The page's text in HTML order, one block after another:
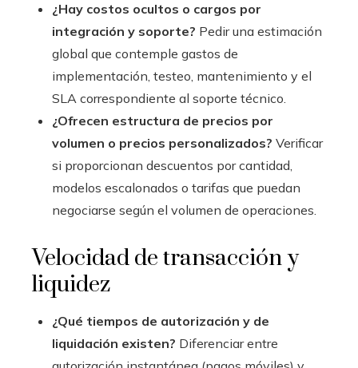
¿Hay costos ocultos o cargos por
integración y soporte? Pedir una estimación
global que contemple gastos de
implementación, testeo, mantenimiento y el
SLA correspondiente al soporte técnico.
¿Ofrecen estructura de precios por
volumen o precios personalizados? Verificar
si proporcionan descuentos por cantidad,
modelos escalonados o tarifas que puedan
negociarse según el volumen de operaciones.
Velocidad de transacción y
liquidez
¿Qué tiempos de autorización y de
liquidación existen? Diferenciar entre